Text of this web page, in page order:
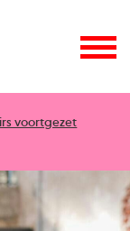
voortgezet